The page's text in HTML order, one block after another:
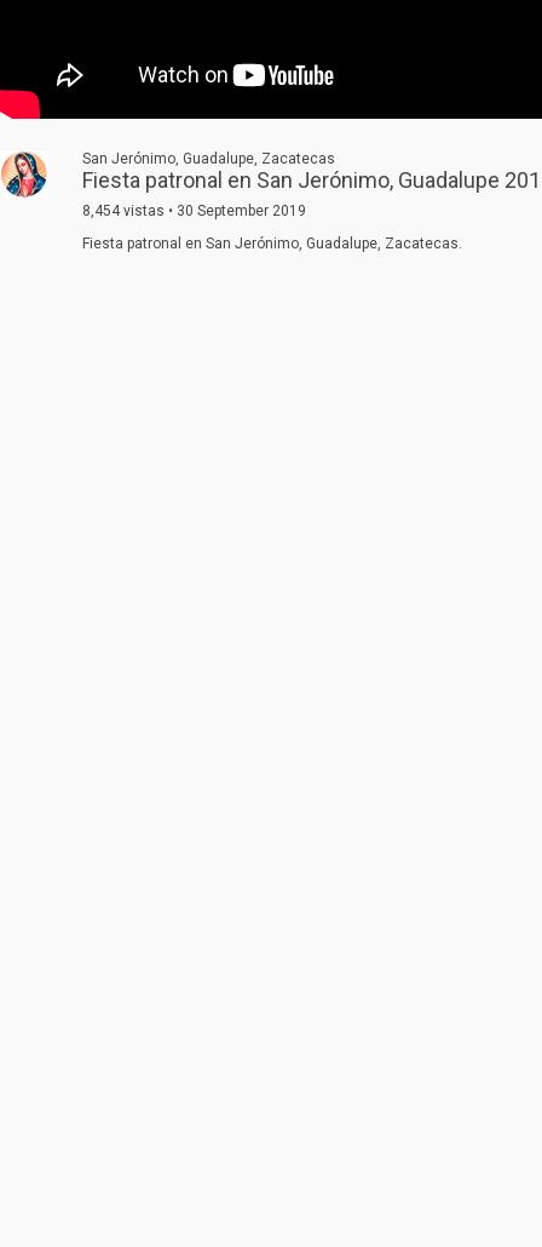
San Jerónimo, Guadalupe, Zacatecas
Fiesta patronal en San Jerónimo, Guadalupe
8,454 vistas • 30 September 2019
Fiesta patronal en San Jerónimo, Guadalupe, Zacatecas.